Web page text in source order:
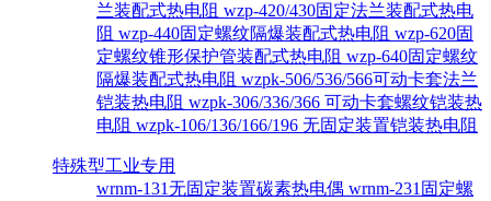
兰装配式热电阻 wzp-420/430固定法兰装配式热电
阻 wzp-440固定螺纹隔爆装配式热电阻 wzp-620固
定螺纹锥形保护管装配式热电阻 wzp-640固定螺纹
隔爆装配式热电阻 wzpk-506/536/566可动卡套法兰
铠装热电阻 wzpk-306/336/366 可动卡套螺纹铠装热
电阻 wzpk-106/136/166/196 无固定装置铠装热电阻
特殊型工业专用
wrnm-131无固定装置碳素热电偶 wrnm-231固定螺